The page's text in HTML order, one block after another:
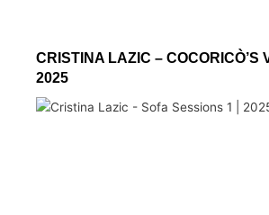
CRISTINA LAZIC – COCORICÒ’S
2025